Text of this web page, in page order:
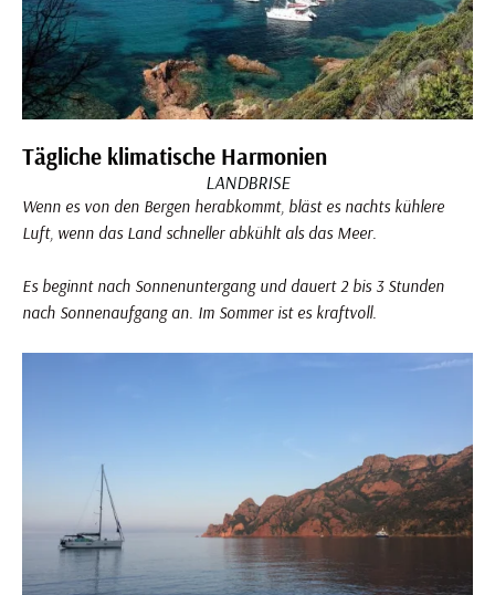
Tägliche klimatische Harmonien
LANDBRISE
Wenn es von den Bergen herabkommt, bläst es nachts kühlere
Luft, wenn das Land schneller abkühlt als das Meer.
Es beginnt nach Sonnenuntergang und dauert 2 bis 3 Stunden
nach Sonnenaufgang an. Im Sommer ist es kraftvoll.